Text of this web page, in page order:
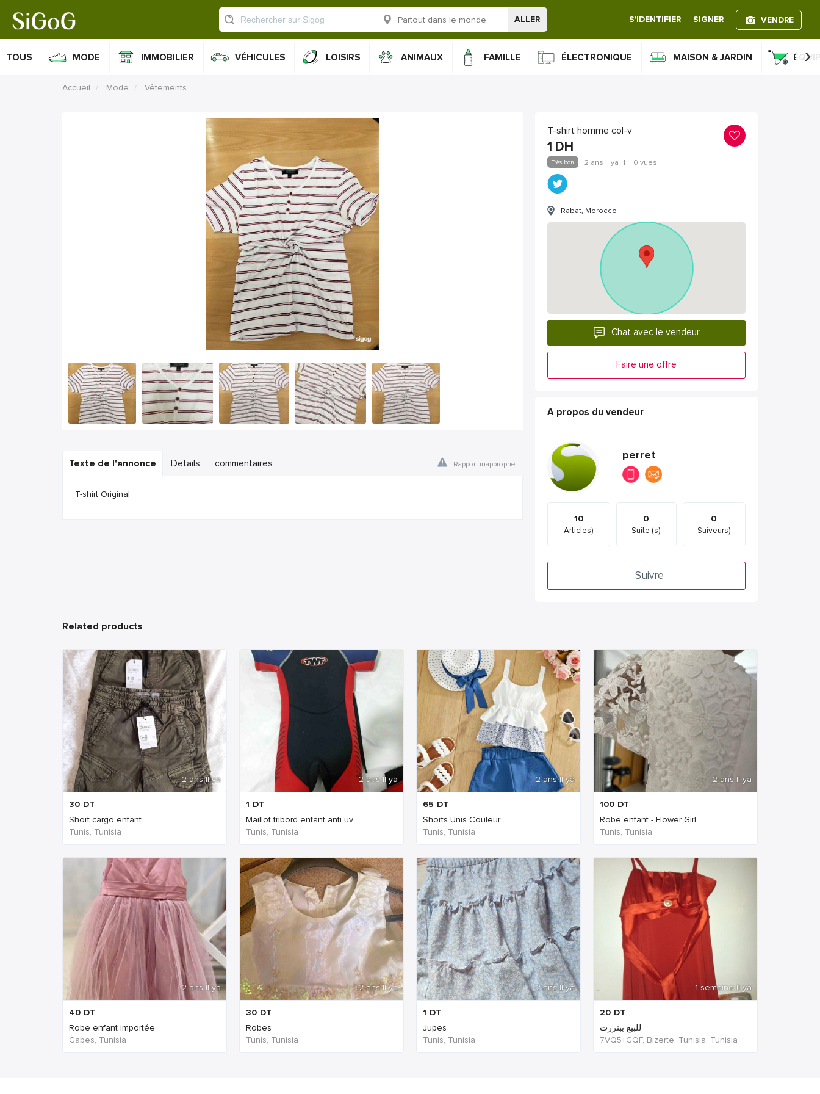
ALLER S'IDENTIFIER SIGNER VENDRE
TOUS MODE IMMOBILIER VÉHICULES LOISIRS ANIMAUX FAMILLE ÉLECTRONIQUE MAISON & JARDIN ›
Accueil Mode Vêtements
Texte de l'annonce Details commentaires Rapport inapproprié
T-shirt Original
T-shirt homme col-v
1 DH
Très bon 2 ans Il ya | 0 vues
Rabat, Morocco
Chat avec le vendeur
Faire une offre
A propos du vendeur
perret
10
Articles)
0
Suite (s)
0
Suiveurs)
Suivre
Related products
2 ans Il ya
30 DT
Short cargo enfant
Tunis, Tunisia
2 ans Il ya
1 DT
Maillot tribord enfant anti uv
Tunis, Tunisia
2 ans Il ya
65 DT
Shorts Unis Couleur
Tunis, Tunisia
2 ans Il ya
100 DT
Robe enfant - Flower Girl
Tunis, Tunisia
2 ans Il ya
40 DT
Robe enfant importée
Gabes, Tunisia
2 ans Il ya
30 DT
Robes
Tunis, Tunisia
2 ans Il ya
1 DT
Jupes
Tunis, Tunisia
1 semaine Il ya
20 DT
للبيع ببنزرت
7VQ5+GQF, Bizerte, Tunisia, Tunisia